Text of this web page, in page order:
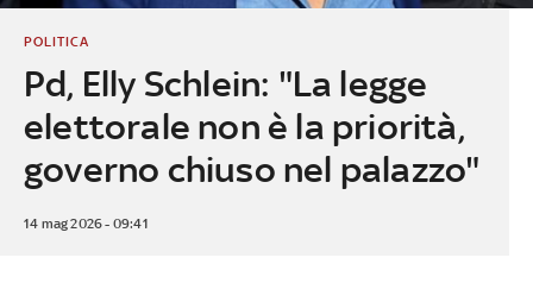
Pd, Elly Schlein: "La legge
elettorale non è la priorità,
governo chiuso nel palazzo"
POLITICA
14 mag 2026 - 09:41